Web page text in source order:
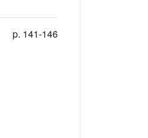
p. 141-146